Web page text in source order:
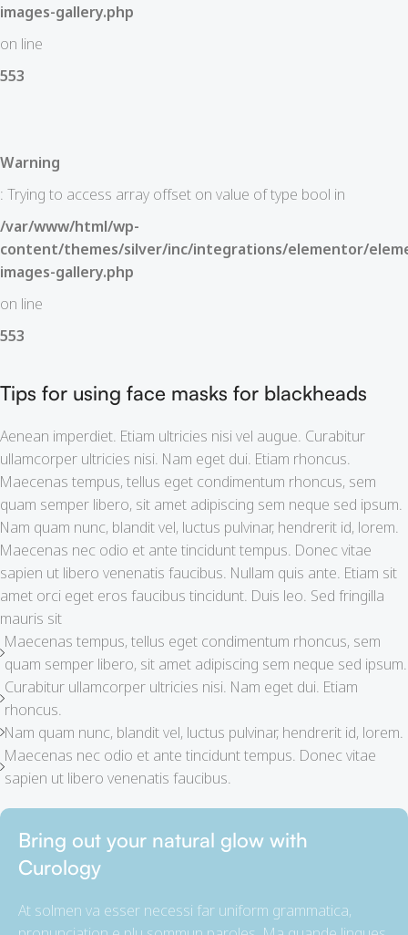
images-gallery.php
on line
553
Warning
: Trying to access array offset on value of type bool in
/var/www/html/wp-
content/themes/silver/inc/integrations/elementor/
images-gallery.php
on line
553
Tips for using face masks for blackheads
Aenean imperdiet. Etiam ultricies nisi vel augue. Curabitur
ullamcorper ultricies nisi. Nam eget dui. Etiam rhoncus.
Maecenas tempus, tellus eget condimentum rhoncus, sem
quam semper libero, sit amet adipiscing sem neque sed ipsum.
Nam quam nunc, blandit vel, luctus pulvinar, hendrerit id, lorem.
Maecenas nec odio et ante tincidunt tempus. Donec vitae
sapien ut libero venenatis faucibus. Nullam quis ante. Etiam sit
amet orci eget eros faucibus tincidunt. Duis leo. Sed fringilla
mauris sit
Maecenas tempus, tellus eget condimentum rhoncus, sem
quam semper libero, sit amet adipiscing sem neque sed ipsum.
Curabitur ullamcorper ultricies nisi. Nam eget dui. Etiam
rhoncus.
Nam quam nunc, blandit vel, luctus pulvinar, hendrerit id, lorem.
Maecenas nec odio et ante tincidunt tempus. Donec vitae
sapien ut libero venenatis faucibus.
Bring out your natural glow with
Curology
At solmen va esser necessi far uniform grammatica,